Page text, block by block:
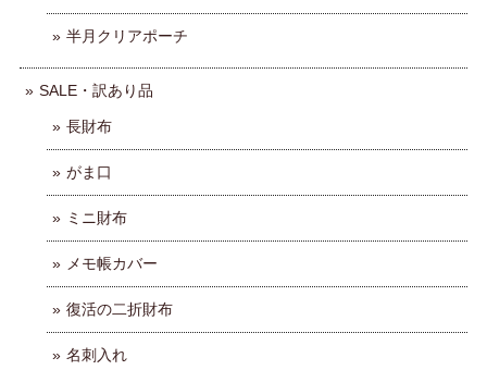
半月クリアポーチ
SALE・訳あり品
長財布
がま口
ミニ財布
メモ帳カバー
復活の二折財布
名刺入れ